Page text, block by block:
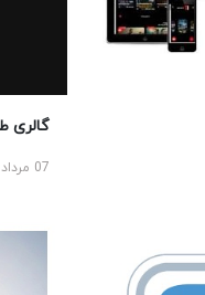
گالری طلا
07 مرداد 1405